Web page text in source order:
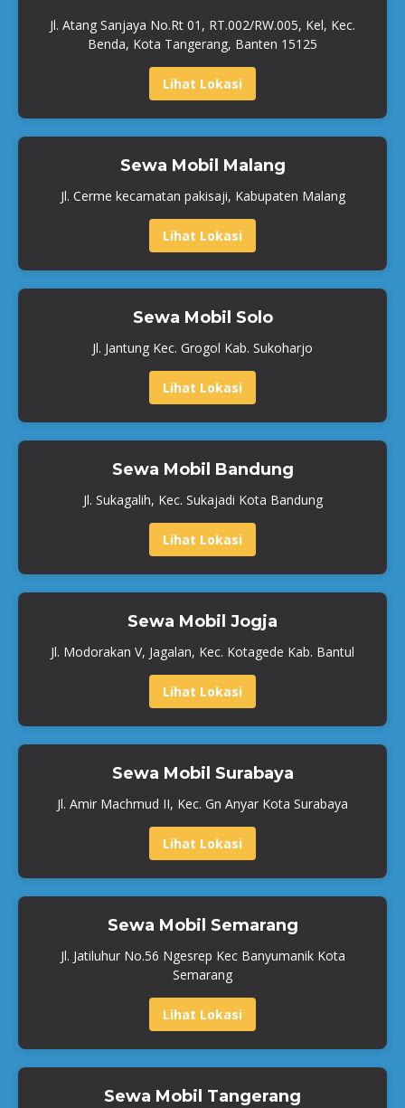
Jl. Atang Sanjaya No.Rt 01, RT.002/RW.005, Kel, Kec.
Benda, Kota Tangerang, Banten 15125
Lihat Lokasi
Sewa Mobil Malang
Jl. Cerme kecamatan pakisaji, Kabupaten Malang
Lihat Lokasi
Sewa Mobil Solo
Jl. Jantung Kec. Grogol Kab. Sukoharjo
Lihat Lokasi
Sewa Mobil Bandung
Jl. Sukagalih, Kec. Sukajadi Kota Bandung
Lihat Lokasi
Sewa Mobil Jogja
Jl. Modorakan V, Jagalan, Kec. Kotagede Kab. Bantul
Lihat Lokasi
Sewa Mobil Surabaya
Jl. Amir Machmud II, Kec. Gn Anyar Kota Surabaya
Lihat Lokasi
Sewa Mobil Semarang
Jl. Jatiluhur No.56 Ngesrep Kec Banyumanik Kota
Semarang
Lihat Lokasi
Sewa Mobil Tangerang